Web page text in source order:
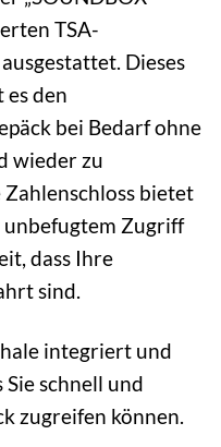
TSA-
Dieses
es den
bei Bedarf ohne
wieder zu
bietet
Zugriff
dass Ihre
sind.
integriert und
Sie schnell und
zugreifen können.